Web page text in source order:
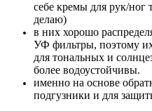
себе кремы для рук/ног
делаю)
в них хорошо
УФ фильтры, поэтому
для тональных и
более водоустойчивы.
именно на основе
подгузники и для